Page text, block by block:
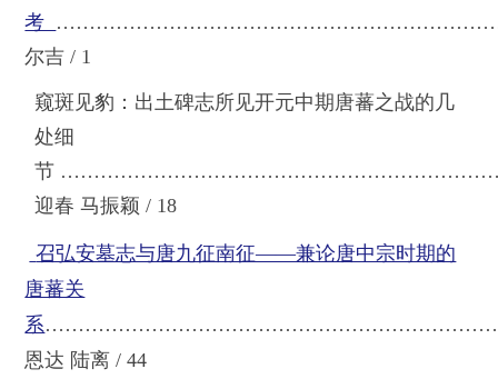
考
尔吉 / 1
窥斑见豹：出土碑志所见开元中期唐蕃之战的几
处细
节 ……………………………………………………
迎春 马振颖 / 18
召弘安墓志与唐九征南征——兼论唐中宗时期的
唐蕃关
系………………………………………… …
恩达 陆离 / 44